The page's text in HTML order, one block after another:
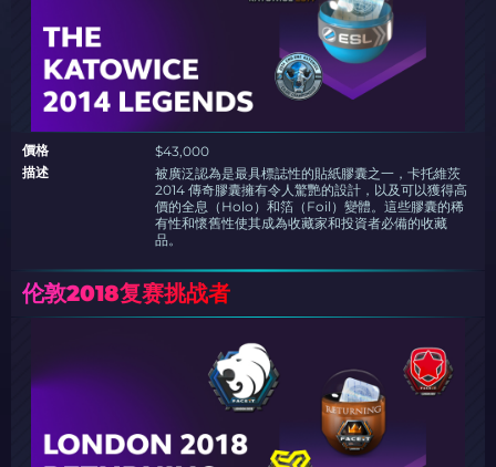
價格
$43,000
描述
被廣泛認為是最具標誌性的貼紙膠囊之一，卡托維茨
2014 傳奇膠囊擁有令人驚艷的設計，以及可以獲得高
價的全息（Holo）和箔（Foil）變體。這些膠囊的稀
有性和懷舊性使其成為收藏家和投資者必備的收藏
品。
伦敦2018复赛挑战者